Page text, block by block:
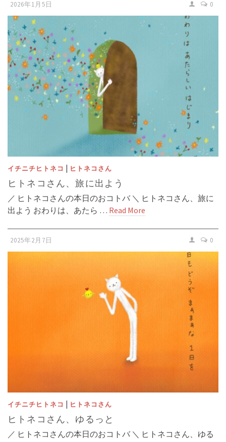
2026年1月5日 0
イチニチヒトネコ | ヒトネコさん
ヒトネコさん、旅に出よう
／ ヒトネコさんの本日のおコトバ ＼ ヒトネコさん、旅に
出よう おわりは、あたら … Read More
2025年2月7日 0
イチニチヒトネコ | ヒトネコさん
ヒトネコさん、ゆるっと
／ ヒトネコさんの本日のおコトバ ＼ ヒトネコさん、ゆる